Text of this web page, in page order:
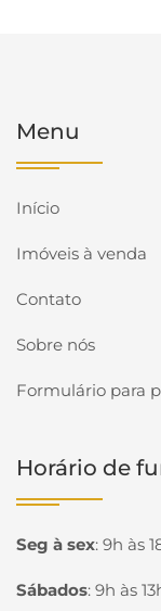
Menu
Início
Imóveis à venda
Contato
Sobre nós
Formulário para
Horário de
Seg à sex: 9h às
Sábados: 9h às